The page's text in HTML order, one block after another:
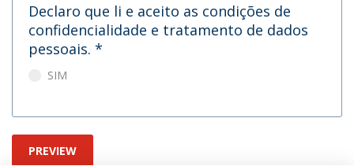
Declaro que li e aceito as condições de
confidencialidade e tratamento de dados
pessoais. *
SIM
PREVIEW